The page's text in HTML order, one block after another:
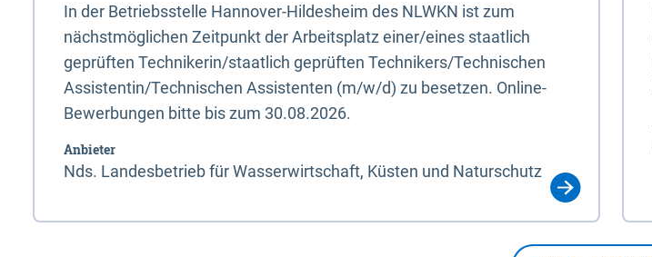
In der Betriebsstelle Hannover-Hildesheim des NLWKN ist zum
nächstmöglichen Zeitpunkt der Arbeitsplatz einer/eines staatlich
geprüften Technikerin/staatlich geprüften Technikers/Technischen
Assistentin/Technischen Assistenten (m/w/d) zu besetzen. Online-
Bewerbungen bitte bis zum 30.08.2026.
Anbieter
Nds. Landesbetrieb für Wasserwirtschaft, Küsten und Naturschutz